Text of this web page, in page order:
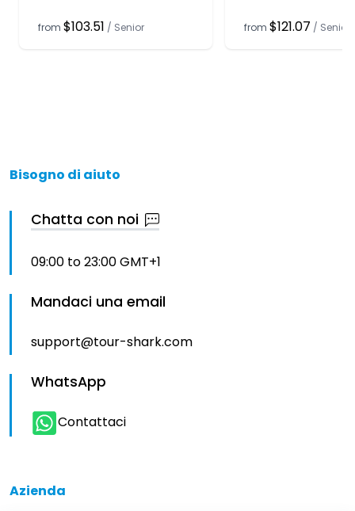
from $103.51 / Senior from $121.07 / Senior
Bisogno di aiuto
Chatta con noi
09:00 to 23:00 GMT+1
Mandaci una email
support@tour-shark.com
WhatsApp
Contattaci
Azienda